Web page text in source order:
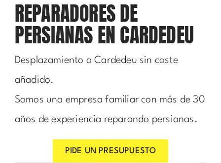
REPARADORES DE
PERSIANAS EN CARDEDEU
Desplazamiento a Cardedeu sin coste
añadido.
Somos una empresa familiar con más de 30
años de experiencia reparando persianas.
PIDE UN PRESUPUESTO